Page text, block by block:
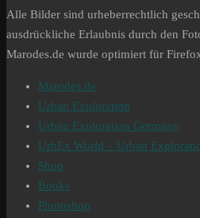
Alle Bilder sind urheberrechtlich
ausdrückliche Erlaubnis durch den
Marodes.de wurde optimiert für
Marodes.de
Urban Exploration
Urban Exploration Germany
UrbEx World – Urban
Shop
Books
Photoshop